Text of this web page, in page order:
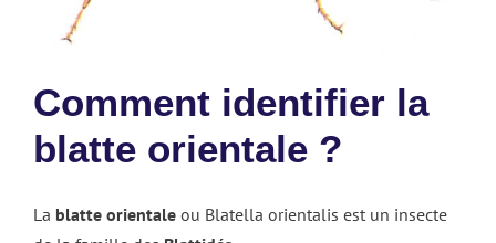
Comment identifier la
blatte orientale ?
La blatte orientale ou Blatella orientalis est un insecte